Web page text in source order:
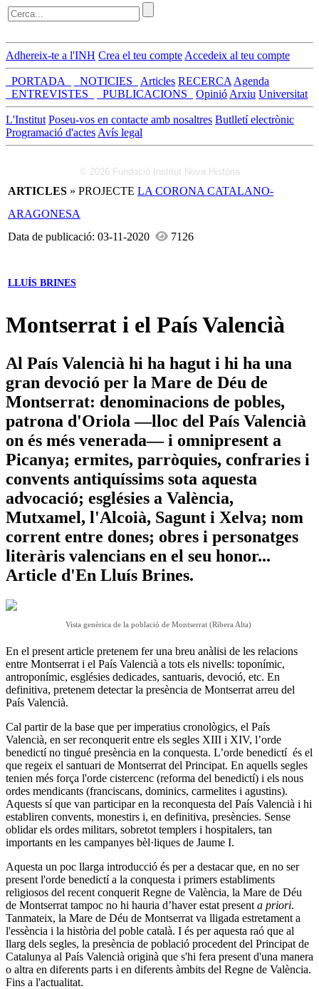
Adhereix-te a l'INH Crea el teu compte Accedeix al teu compte
_PORTADA_ _NOTICIES_ Articles RECERCA Agenda
_ENTREVISTES_
_PUBLICACIONS_ Opinió Arxiu Universitat
L'Institut Poseu-vos en contacte amb nosaltres Butlletí electrònic
Programació d'actes Avís legal
© 2026 Fundació Institut Nova Història
ARTICLES » PROJECTE LA CORONA CATALANO-
ARAGONESA
Data de publicació: 03-11-2020
7126
LLUÍS BRINES
Montserrat i el País Valencià
Al País Valencià hi ha hagut i hi ha una
gran devoció per la Mare de Déu de
Montserrat: denominacions de pobles,
patrona d'Oriola —lloc del País Valencià
on és més venerada— i omnipresent a
Picanya; ermites, parròquies, confraries i
convents antiquíssims sota aquesta
advocació; esglésies a València,
Mutxamel, l'Alcoià, Sagunt i Xelva; nom
corrent entre dones; obres i personatges
literàris valencians en el seu honor...
Article d'En Lluís Brines.
Vista genèrica de la població de Montserrat (Ribera Alta)
En el present article pretenem fer una breu anàlisi de les relacions
entre Montserrat i el País Valencià a tots els nivells: toponímic,
antroponímic, esglésies dedicades, santuaris, devoció, etc. En
definitiva, pretenem detectar la presència de Montserrat arreu del
País Valencià.
Cal partir de la base que per imperatius cronològics, el País
Valencià, en ser reconquerit entre els segles XIII i XIV, l’orde
benedictí no tingué presència en la conquesta. L’orde benedictí és el
que regeix el santuari de Montserrat del Principat. En aquells segles
tenien més força l'orde cistercenc (reforma del benedictí) i els nous
ordes mendicants (franciscans, dominics, carmelites i agustins).
Aquests sí que van participar en la reconquesta del País Valencià i hi
establiren convents, monestirs i, en definitiva, presències. Sense
oblidar els ordes militars, sobretot templers i hospitalers, tan
importants en les campanyes bèl·liques de Jaume I.
Aquesta un poc llarga introducció és per a destacar que, en no ser
present l'orde benedictí a la conquesta i primers establiments
religiosos del recent conquerit Regne de València, la Mare de Déu
de Montserrat tampoc no hi hauria d’haver estat present a priori.
Tanmateix, la Mare de Déu de Montserrat va lligada estretament a
l'essència i la història del poble català. I és per aquesta raó que al
llarg dels segles, la presència de població procedent del Principat de
Catalunya al País Valencià originà que s'hi fera present d'una manera
o altra en diferents parts i en diferents àmbits del Regne de València.
Fins a l'actualitat.